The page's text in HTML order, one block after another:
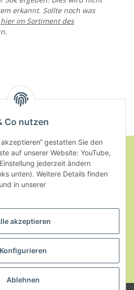
erkannt. Sollte noch was
hier im Sortiment des
zzgl.Versand
Co nutzen
gestatten Sie den
auf unserer Website: YouTube,
jederzeit ändern
unten). Weitere Details finden
und in unserer
akzeptieren
Konfigurieren
Ablehnen